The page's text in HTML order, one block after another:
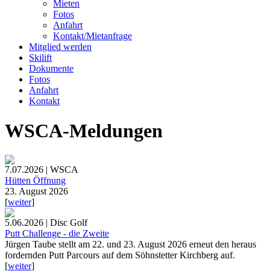
Mieten
Fotos
Anfahrt
Kontakt/Mietanfrage
Mitglied werden
Skilift
Dokumente
Fotos
Anfahrt
Kontakt
WSCA-Meldungen
7.07.2026 | WSCA
Hütten Öffnung
23. August 2026
[weiter]
5.06.2026 | Disc Golf
Putt Challenge - die Zweite
Jürgen Taube stellt am 22. und 23. August 2026 erneut den heraus
fordernden Putt Parcours auf dem Söhnstetter Kirchberg auf.
[weiter]